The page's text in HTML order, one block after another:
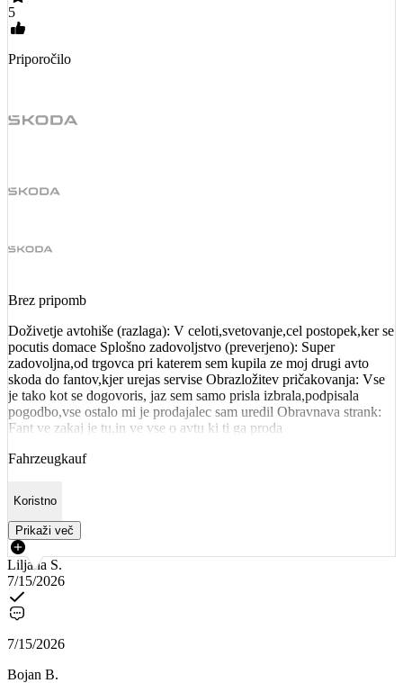
5
Priporočilo
Brez pripomb
Doživetje avtohiše (razlaga): V celoti,svetovanje,cel postopek,ker se
pocutis domace Splošno zadovoljstvo (preverjeno): Super
zadovoljna,od trgovca pri katerem sem kupila ze moj drugi avto
skoda do fantov,kjer urejas servise Obrazložitev pričakovanja: Vse
je tako kot se dogovoris, jaz sem samo prisla izbrala,podpisala
pogodbo,vse ostalo mi je prodajalec sam uredil Obravnava strank:
Fant ve zakaj je tu,in ve vse o avtu ki ti ga proda
Fahrzeugkauf
Koristno
Prikaži več
Liljana S.
7/15/2026
7/15/2026
Bojan B.